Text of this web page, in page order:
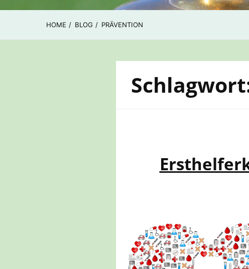
HOME BLOG PRÄVENTION